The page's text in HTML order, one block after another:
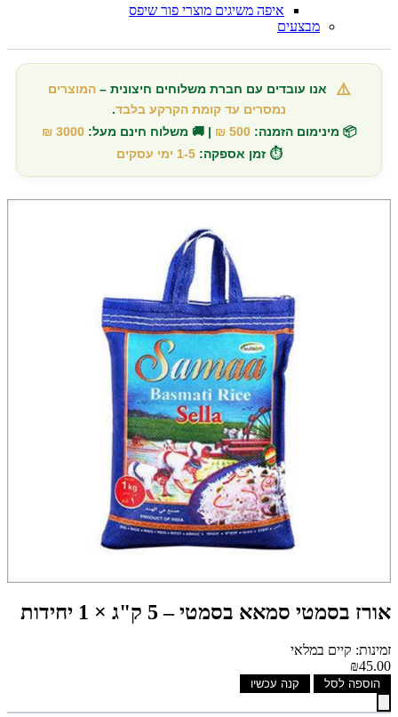
איפה משיגים מוצרי פור שיפס
מבצעים
⚠️ אנו עובדים עם חברת משלוחים חיצונית –המוצרים
נמסרים עד קומת הקרקע בלבד.
📦 מינימום הזמנה: 500 ₪ | 🚚 משלוח חינם מעל: 3000 ₪
⏱️ זמן אספקה: 1-5 ימי עסקים
אורז בסמטי סמאא בסמטי – 5 ק"ג × 1 יחידות
זמינות: קיים במלאי
₪45.00
הוספה לסל קנה עכשיו